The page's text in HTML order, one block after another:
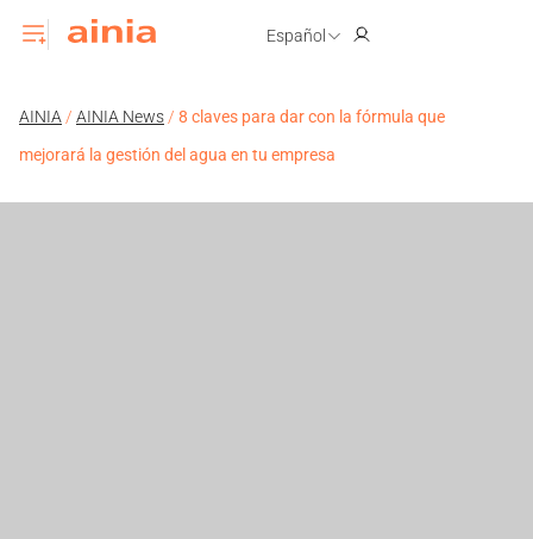
Español
AINIA / AINIA News / 8 claves para dar con la fórmula que
mejorará la gestión del agua en tu empresa